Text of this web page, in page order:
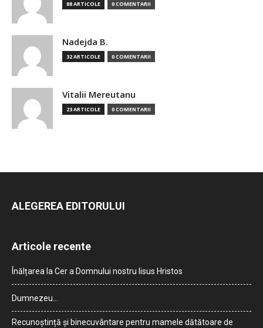
88 ARTICOLE 0 COMENTARII
Nadejda B.
32 ARTICOLE 0 COMENTARII
Vitalii Mereutanu
23 ARTICOLE 0 COMENTARII
ALEGEREA EDITORULUI
Articole recente
Înălțarea la Cer a Domnului nostru Iisus Hristos
Dumnezeu…
Recunoștință și binecuvântare pentru mamele dătătoare de